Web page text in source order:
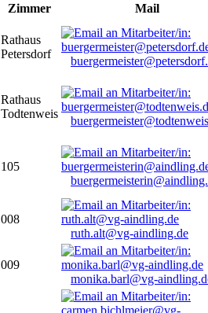
Zimmer Mail
Rathaus
Petersdorf
Rathaus
Todtenweis
105
008
ruth.alt@vg-aindling.de
009
monika.barl@vg-